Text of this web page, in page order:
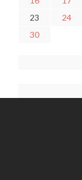
23
24
30